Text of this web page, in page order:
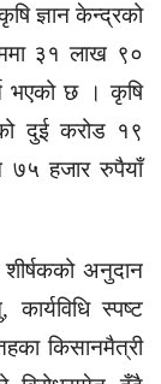
ज्ञान केन्द्रको
३१ लाख ९०
भएको छ । कृषि
दुई करोड १९
हजार रुपैयाँ
अनुदान
स्पष्ट
किसानमैत्री